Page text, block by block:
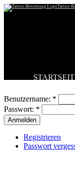
Tattoo-
BESTE
NEUESTE
FORUM
Benutzername: *
Passwort: *
Registrieren
Passwort